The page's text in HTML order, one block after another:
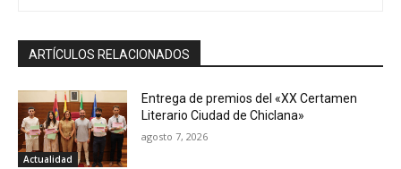
ARTÍCULOS RELACIONADOS
Actualidad
Entrega de premios del «XX Certamen
Literario Ciudad de Chiclana»
agosto 7, 2026